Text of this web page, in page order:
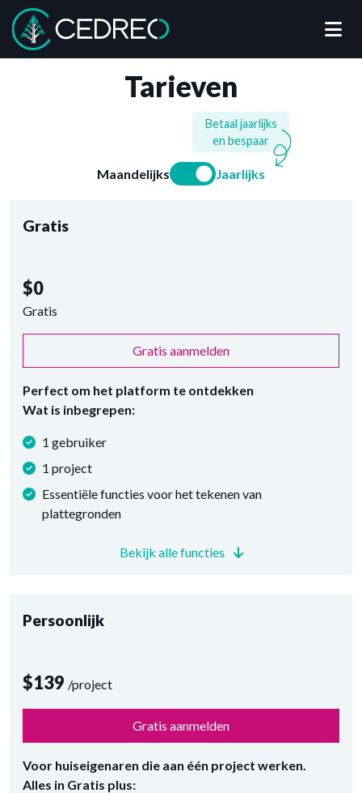
Cedreo
Tarieven
MaandelijksKies tussen een
Jaarlijks
Betaal jaarlijks
en bespaar
Gratis
$0
Gratis
Gratis aanmelden
Perfect om het platform te ontdekken
Wat is inbegrepen:
1 gebruiker
1 project
Essentiële functies voor het tekenen van
plattegronden
Bekijk alle functies
Persoonlijk
$139 /project
Gratis aanmelden
Voor huiseigenaren die aan één project werken.
Alles in Gratis plus: